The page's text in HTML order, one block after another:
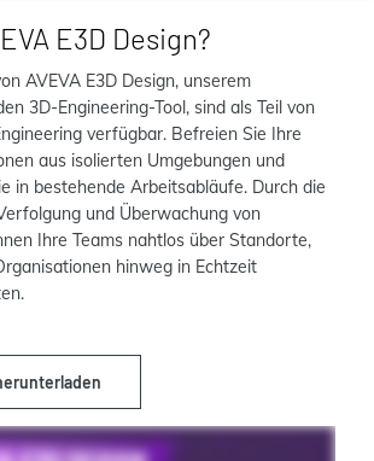
E3D Design?
AVEVA E3D Design, unserem
3D-Engineering-Tool, sind als Teil von
verfügbar. Befreien Sie Ihre
aus isolierten Umgebungen und
in bestehende Arbeitsabläufe. Durch die
und Überwachung von
Ihre Teams nahtlos über Standorte,
hinweg in Echtzeit